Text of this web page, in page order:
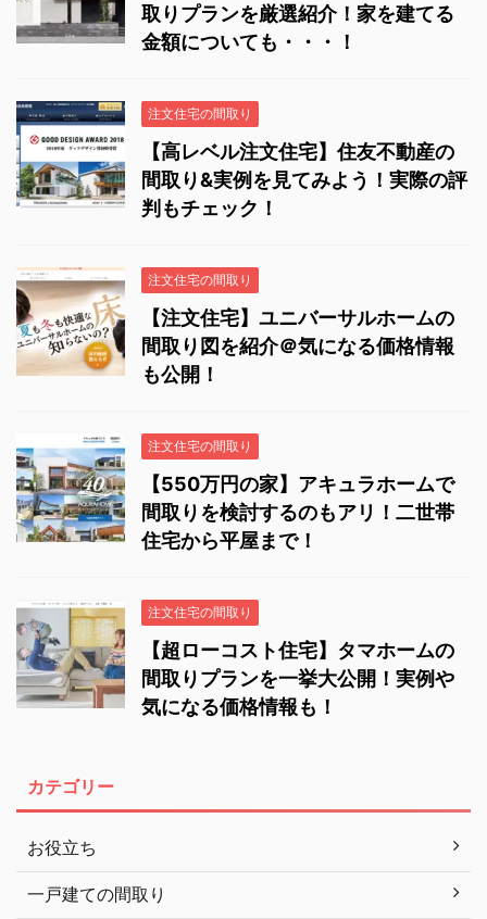
取りプランを厳選紹介！家を建てる
金額についても・・・！
注文住宅の間取り
【高レベル注文住宅】住友不動産の
間取り&実例を見てみよう！実際の評
判もチェック！
注文住宅の間取り
【注文住宅】ユニバーサルホームの
間取り図を紹介＠気になる価格情報
も公開！
注文住宅の間取り
【550万円の家】アキュラホームで
間取りを検討するのもアリ！二世帯
住宅から平屋まで！
注文住宅の間取り
【超ローコスト住宅】タマホームの
間取りプランを一挙大公開！実例や
気になる価格情報も！
カテゴリー
お役立ち
一戸建ての間取り